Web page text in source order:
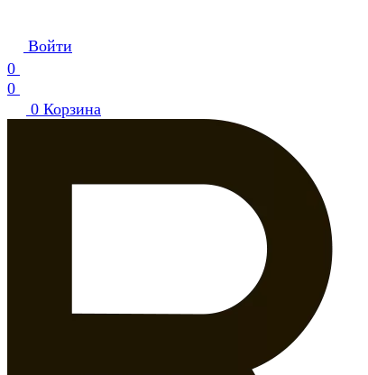
Войти
0
0
0 Корзина